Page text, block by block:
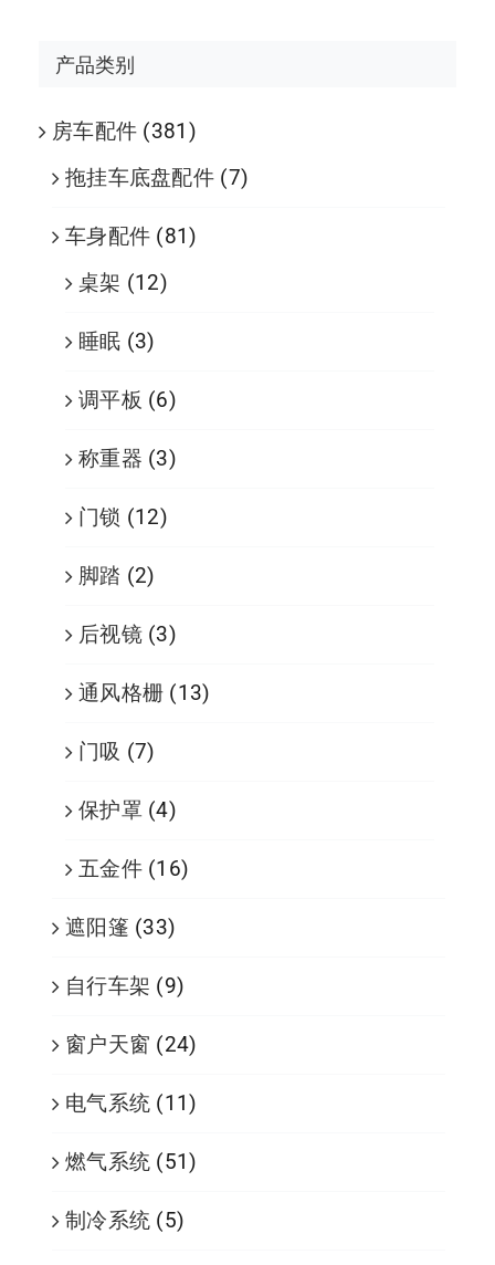
产品类别
房车配件 (381)
拖挂车底盘配件 (7)
车身配件 (81)
桌架 (12)
睡眠 (3)
调平板 (6)
称重器 (3)
门锁 (12)
脚踏 (2)
后视镜 (3)
通风格栅 (13)
门吸 (7)
保护罩 (4)
五金件 (16)
遮阳篷 (33)
自行车架 (9)
窗户天窗 (24)
电气系统 (11)
燃气系统 (51)
制冷系统 (5)